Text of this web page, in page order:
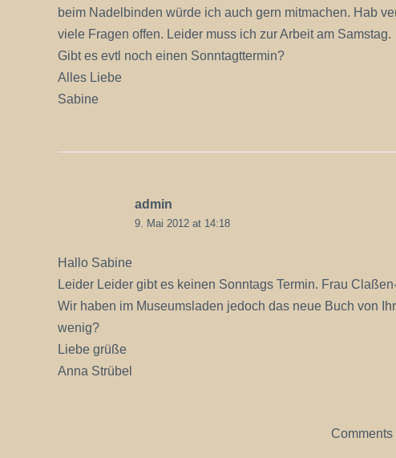
beim Nadelbinden würde ich auch gern mitmachen. Hab
viele Fragen offen. Leider muss ich zur Arbeit am Samstag.
Gibt es evtl noch einen Sonntagttermin?
Alles Liebe
Sabine
admin
9. Mai 2012 at 14:18
Hallo Sabine
Leider Leider gibt es keinen Sonntags Termin. Frau
Wir haben im Museumsladen jedoch das neue Buch von
wenig?
Liebe grüße
Anna Strübel
Comments